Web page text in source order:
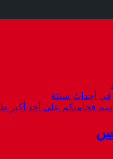
في أحداث سبتة
فخامتكم على أحد أكبر